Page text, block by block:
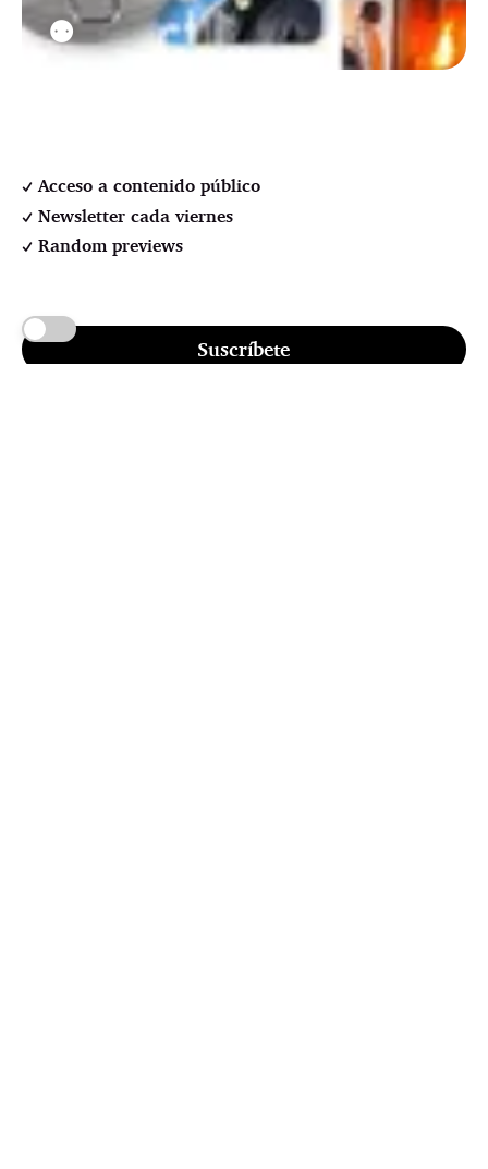
⚉
Acceso a contenido público
Newsletter cada viernes
Random previews
Suscríbete